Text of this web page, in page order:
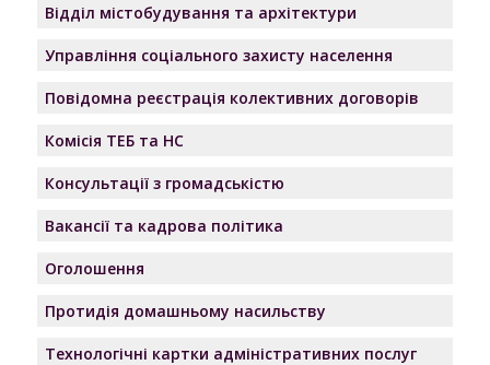
Відділ містобудування та архітектури
Управління соціального захисту населення
Повідомна реєстрація колективних договорів
Комісія ТЕБ та НС
Консультації з громадськістю
Вакансії та кадрова політика
Оголошення
Протидія домашньому насильству
Технологічні картки адміністративних послуг